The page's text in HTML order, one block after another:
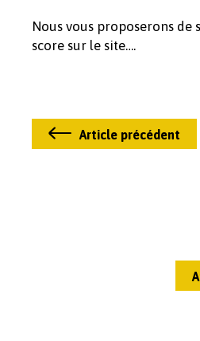
Nous vous proposerons de
score sur le site….
Article précédent